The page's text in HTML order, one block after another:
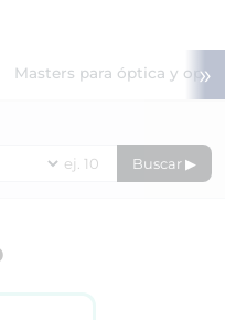
Masters para óptica y »
Buscar ▶